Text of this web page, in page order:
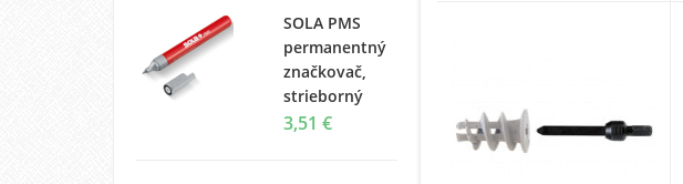
SOLA PMS
permanentný
značkovač,
strieborný
3,51 €